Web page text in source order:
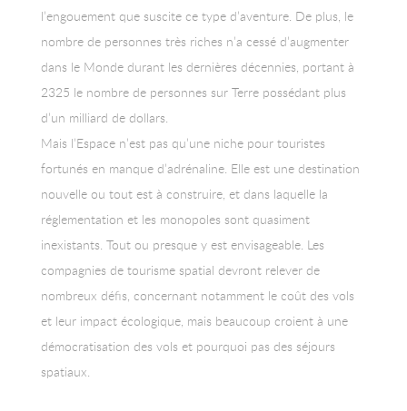
l’engouement que suscite ce type d’aventure. De plus, le
nombre de personnes très riches n’a cessé d’augmenter
dans le Monde durant les dernières décennies, portant à
2325 le nombre de personnes sur Terre possédant plus
d’un milliard de dollars.
Mais l’Espace n’est pas qu’une niche pour touristes
fortunés en manque d’adrénaline. Elle est une destination
nouvelle ou tout est à construire, et dans laquelle la
réglementation et les monopoles sont quasiment
inexistants. Tout ou presque y est envisageable. Les
compagnies de tourisme spatial devront relever de
nombreux défis, concernant notamment le coût des vols
et leur impact écologique, mais beaucoup croient à une
démocratisation des vols et pourquoi pas des séjours
spatiaux.